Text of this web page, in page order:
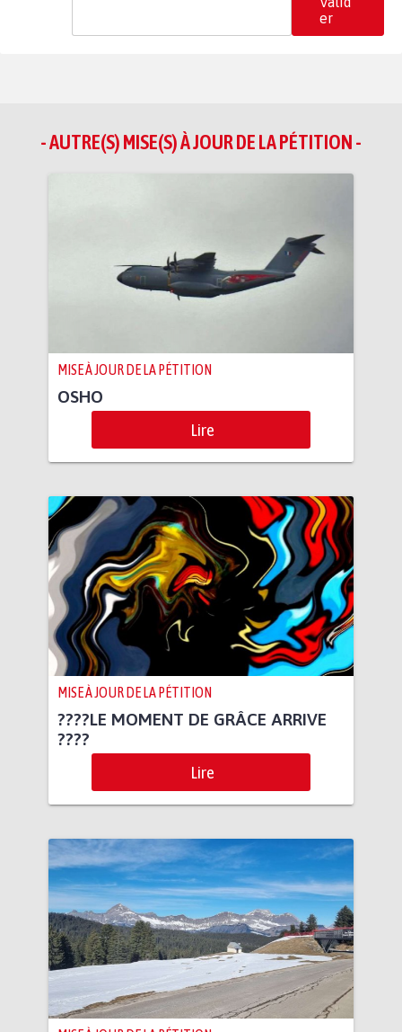
er
- AUTRE(S) MISE(S) À JOUR DE LA PÉTITION -
MISE À JOUR DE LA PÉTITION
OSHO
Lire
MISE À JOUR DE LA PÉTITION
????LE MOMENT DE GRÂCE ARRIVE
????
Lire